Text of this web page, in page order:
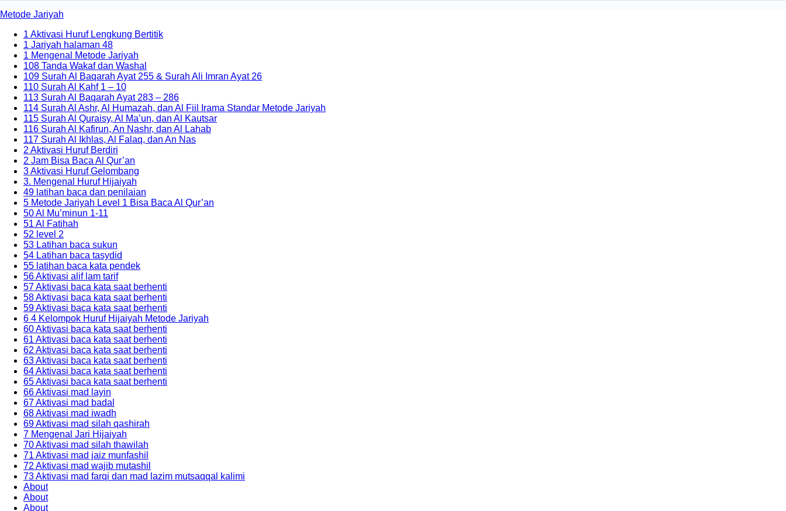
Metode Jariyah
1 Aktivasi Huruf Lengkung Bertitik
1 Jariyah halaman 48
1 Mengenal Metode Jariyah
108 Tanda Wakaf dan Washal
109 Surah Al Baqarah Ayat 255 & Surah Ali Imran Ayat 26
110 Surah Al Kahf 1 – 10
113 Surah Al Baqarah Ayat 283 – 286
114 Surah Al Ashr, Al Humazah, dan Al Fiil Irama Standar Metode Jariyah
115 Surah Al Quraisy, Al Ma’un, dan Al Kautsar
116 Surah Al Kafirun, An Nashr, dan Al Lahab
117 Surah Al Ikhlas, Al Falaq, dan An Nas
2 Aktivasi Huruf Berdiri
2 Jam Bisa Baca Al Qur’an
3 Aktivasi Huruf Gelombang
3. Mengenal Huruf Hijaiyah
49 latihan baca dan penilaian
5 Metode Jariyah Level 1 Bisa Baca Al Qur’an
50 Al Mu’minun 1-11
51 Al Fatihah
52 level 2
53 Latihan baca sukun
54 Latihan baca tasydid
55 latihan baca kata pendek
56 Aktivasi alif lam tarif
57 Aktivasi baca kata saat berhenti
58 Aktivasi baca kata saat berhenti
59 Aktivasi baca kata saat berhenti
6 4 Kelompok Huruf Hijaiyah Metode Jariyah
60 Aktivasi baca kata saat berhenti
61 Aktivasi baca kata saat berhenti
62 Aktivasi baca kata saat berhenti
63 Aktivasi baca kata saat berhenti
64 Aktivasi baca kata saat berhenti
65 Aktivasi baca kata saat berhenti
66 Aktivasi mad layin
67 Aktivasi mad badal
68 Aktivasi mad iwadh
69 Aktivasi mad silah qashirah
7 Mengenal Jari Hijaiyah
70 Aktivasi mad silah thawilah
71 Aktivasi mad jaiz munfashil
72 Aktivasi mad wajib mutashil
73 Aktivasi mad farqi dan mad lazim mutsaqqal kalimi
About
About
About